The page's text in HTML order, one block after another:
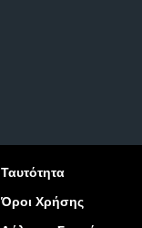
Ταυτότητα
Όροι Χρήσης